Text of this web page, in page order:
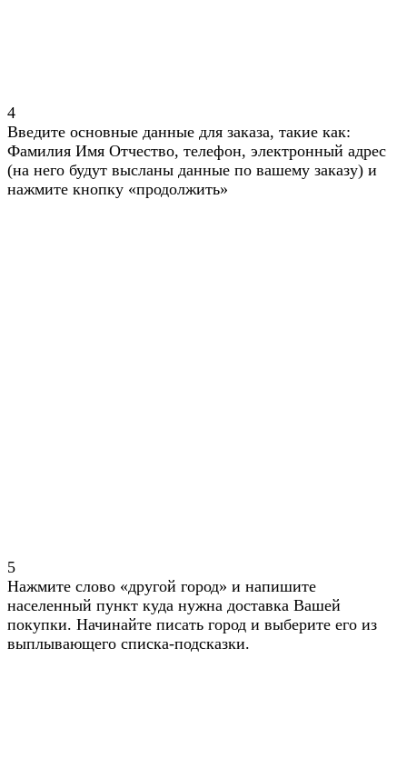
4
Введите основные данные для заказа, такие как:
Фамилия Имя Отчество, телефон, электронный адрес
(на него будут высланы данные по вашему заказу) и
нажмите кнопку «продолжить»
5
Нажмите слово «другой город» и напишите
населенный пункт куда нужна доставка Вашей
покупки. Начинайте писать город и выберите его из
выплывающего списка-подсказки.